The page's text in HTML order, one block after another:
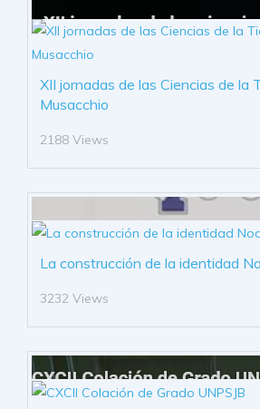
XII jornadas de las Ciencias de la
Musacchio
2188 Views
La construcción de la identidad
3232 Views